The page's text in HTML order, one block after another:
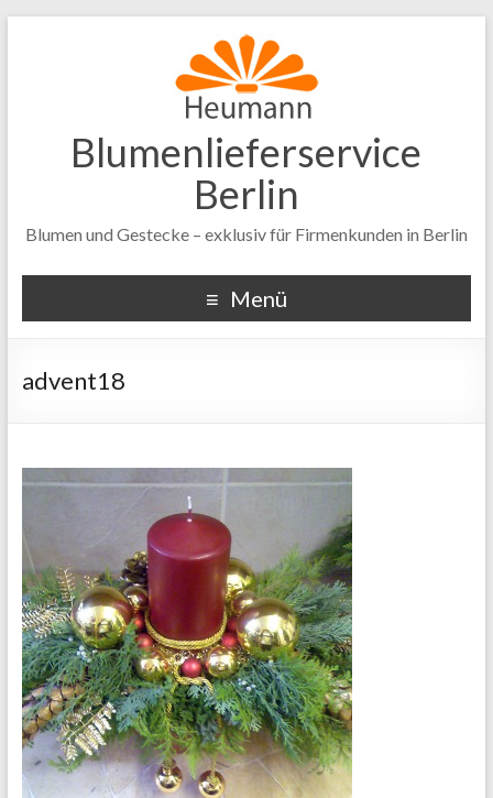
Blumenlieferservice
Berlin
Blumen und Gestecke – exklusiv für Firmenkunden in Berlin
Menü
advent18